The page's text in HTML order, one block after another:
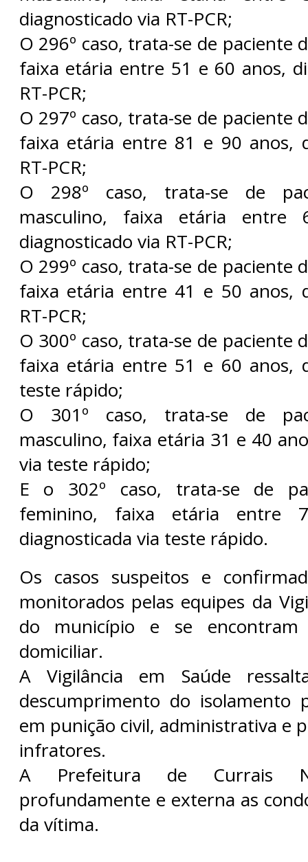
diagnosticado via RT-PCR;
O 296º caso, trata-se de paciente
faixa etária entre 51 e 60 anos,
RT-PCR;
O 297º caso, trata-se de paciente
faixa etária entre 81 e 90 anos,
RT-PCR;
O 298º caso, trata-se de
masculino, faixa etária
diagnosticado via RT-PCR;
O 299º caso, trata-se de paciente
faixa etária entre 41 e 50 anos,
RT-PCR;
O 300º caso, trata-se de paciente
faixa etária entre 51 e 60 anos,
teste rápido;
O 301º caso, trata-se de
masculino, faixa etária 31 e 40
via teste rápido;
E o 302º caso, trata-se de
feminino, faixa etária entre
diagnosticada via teste rápido.
Os casos suspeitos e
monitorados pelas equipes da
do município e se encontram
domiciliar.
A Vigilância em Saúde
descumprimento do isolamento
em punição civil, administrativa e
infratores.
A Prefeitura de Currais
profundamente e externa as
da vítima.